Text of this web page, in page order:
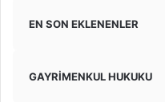
EN SON EKLENENLER
GAYRİMENKUL HUKUKU